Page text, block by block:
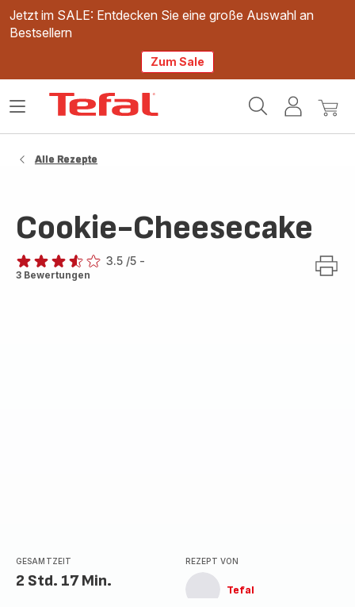
Jetzt im SALE: Entdecken Sie eine große Auswahl an
Bestsellern
Zum Sale
Mein
Mein
Das
Alle Rezepte
Cookie-Cheesecake
ratings.3.5
3.5 /5 -
3 Bewertungen
GESAMTZEIT
2 Std. 17 Min.
REZEPT VON
Tefal